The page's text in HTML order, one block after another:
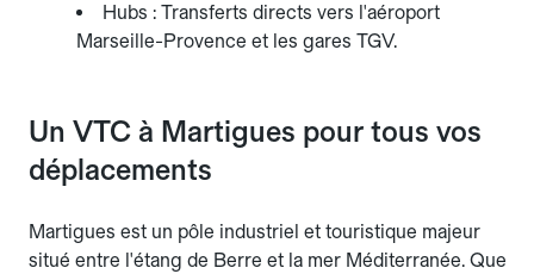
Hubs : Transferts directs vers l'aéroport
Marseille-Provence et les gares TGV.
Un VTC à Martigues pour tous vos
déplacements
Martigues est un pôle industriel et touristique majeur
situé entre l'étang de Berre et la mer Méditerranée. Que